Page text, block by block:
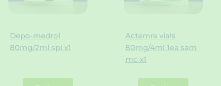
Depo-medrol
80mg/2ml spi x1
Actemra vials
80mg/4ml 1ea sam
mc x1